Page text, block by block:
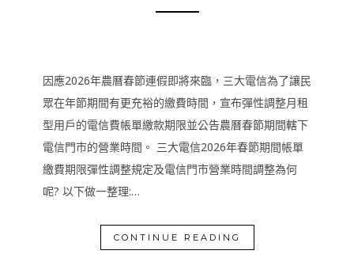
因應2026年農曆春節連假即將來臨，三大電信為了讓民
眾在年節期間有更充裕的繳費時間，宣布彈性調整月租
型用戶的電信費帳單繳款期限並公告農曆春節期間轄下
電信門市的營業時間。 三大電信2026年春節期間帳單
繳費期限彈性調整規定及電信門市營業時間調整為何
呢? 以下做一整理:…
CONTINUE READING